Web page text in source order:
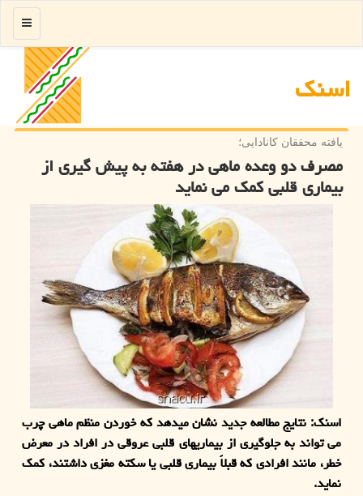
اسنك
منو
یافته محققان كانادایی؛
مصرف دو وعده ماهی در هفته به پیش گیری از
بیماری قلبی كمك می نماید
اسنک: نتایج مطالعه جدید نشان میدهد که خوردن منظم ماهی چرب
می تواند به جلوگیری از بیماریهای قلبی عروقی در افراد در معرض
خطر، مانند افرادی که قبلاً بیماری قلبی یا سکته مغزی داشتند، کمک
نماید.